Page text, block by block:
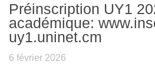
Préinscription UY1
académique:
uy1.uninet.cm
6 février 2026